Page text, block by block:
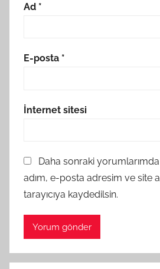
Ad *
E-posta *
İnternet sitesi
Daha sonraki yorumlarımda
adım, e-posta adresim ve site
tarayıcıya kaydedilsin.